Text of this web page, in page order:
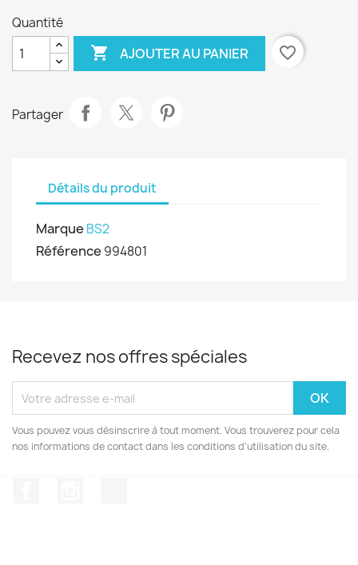
Quantité
 AJOUTER AU PANIER favorite_border
Partager
Détails du produit
Marque BS2
Référence 994801
Recevez nos offres spéciales
Vous pouvez vous désinscrire à tout moment. Vous trouverez pour cela
nos informations de contact dans les conditions d'utilisation du site.